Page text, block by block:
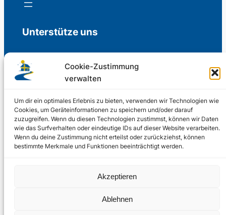
Cookie-Zustimmung
verwalten
Um dir ein optimales Erlebnis zu bieten, verwenden wir Technologien wie
Cookies, um Geräteinformationen zu speichern und/oder darauf
zuzugreifen. Wenn du diesen Technologien zustimmst, können wir Daten
wie das Surfverhalten oder eindeutige IDs auf dieser Website verarbeiten.
Wenn du deine Zustimmung nicht erteilst oder zurückziehst, können
bestimmte Merkmale und Funktionen beeinträchtigt werden.
Akzeptieren
Ablehnen
Unterstütze uns
Freiwillige Spenden für die Aufrechterhaltung
Support us
© 2002 – 2026